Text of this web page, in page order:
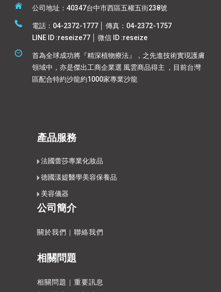
公司地址：40347台中市西區五權五街238號
電話：04-2372-1777 │ 傳真：04-2372-1757
LINE ID :reseize77 │ 微信 ID :reseize
首為全球成功將『精深植物療法』，之先進技術實現護膚
領域中，亦是傑出工商企業選 風雲商品得主 ，目前台灣
區配合特約沙龍約1000家專業沙龍
產品服務
法國蕾莎專業化妝品
德國漾媞醫學美容保養品
美容儀器
公司簡介
關於我們 | 聯絡我們
相關問題
相關問題 | 重要訊息